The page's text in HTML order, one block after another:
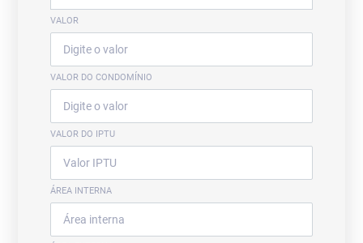
VALOR
VALOR DO CONDOMÍNIO
VALOR DO IPTU
ÁREA INTERNA